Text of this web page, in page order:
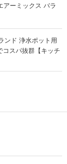
ーミックス バラ
ンド 浄水ポット用
コスパ抜群【キッチ